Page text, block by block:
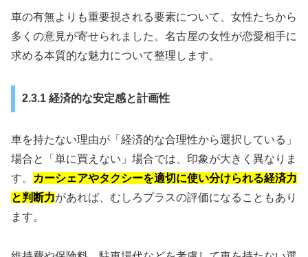
車の有無よりも重要視される要素について、女性たちから
多くの意見が寄せられました。名古屋の女性が恋愛相手に
求める本質的な魅力について整理します。
2.3.1 経済的な安定感と計画性
車を持たない理由が「経済的な合理性から選択している」
場合と「単に買えない」場合では、印象が大きく異なりま
す。
カーシェアやタクシーを適切に使い分けられる経済力
と判断力があれば、むしろプラスの評価になることもあり
ます。